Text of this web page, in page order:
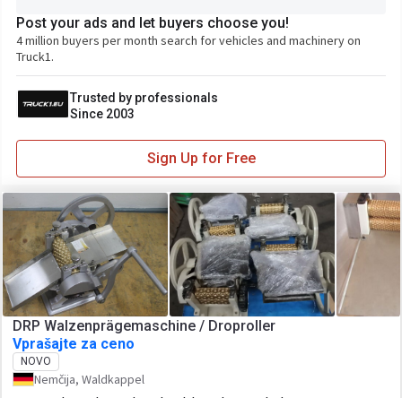
Post your ads and let buyers choose you!
4 million buyers per month search for vehicles and machinery on
Truck1.
Trusted by professionals
Since 2003
Sign Up for Free
DRP Walzenprägemaschine / Droproller
Vprašajte za ceno
NOVO
Nemčija, Waldkappel